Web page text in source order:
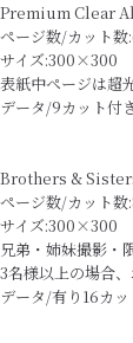
Premium Clear
ページ数/カット
サイズ:300×300
表紙中ページは超
データ/9カット付
Brothers &
ページ数/カット
サイズ:300×300
兄弟・姉妹撮影・
3名様以上の場合
データ/有り16カ